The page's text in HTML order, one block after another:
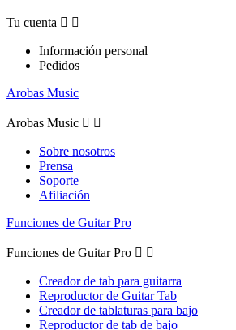
Tu cuenta  
Información personal
Pedidos
Arobas Music
Arobas Music  
Sobre nosotros
Prensa
Soporte
Afiliación
Funciones de Guitar Pro
Funciones de Guitar Pro  
Creador de tab para guitarra
Reproductor de Guitar Tab
Creador de tablaturas para bajo
Reproductor de tab de bajo